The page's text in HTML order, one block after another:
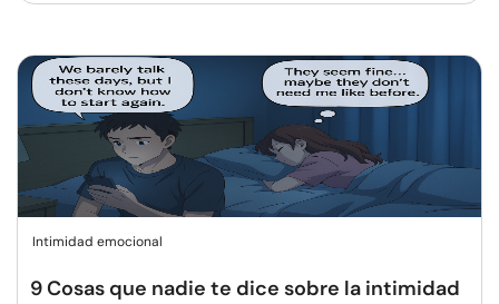
Intimidad emocional
9 Cosas que nadie te dice sobre la intimidad